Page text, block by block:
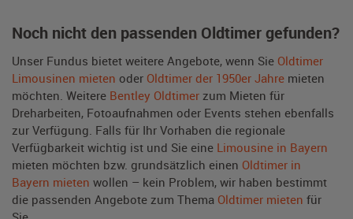
Noch nicht den passenden Oldtimer gefunden?
Unser Fundus bietet weitere Angebote, wenn Sie Oldtimer
Limousinen mieten oder Oldtimer der 1950er Jahre mieten
möchten. Weitere Bentley Oldtimer zum Mieten für
Dreharbeiten, Fotoaufnahmen oder Events stehen ebenfalls
zur Verfügung. Falls für Ihr Vorhaben die regionale
Verfügbarkeit wichtig ist und Sie eine Limousine in Bayern
mieten möchten bzw. grundsätzlich einen Oldtimer in
Bayern mieten wollen – kein Problem, wir haben bestimmt
die passenden Angebote zum Thema Oldtimer mieten für